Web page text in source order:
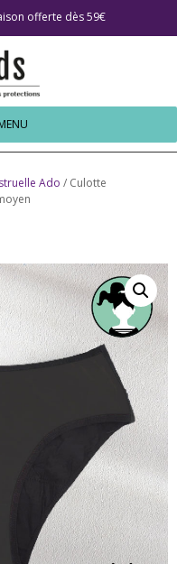
offerte dès 59€
Ado / Culotte